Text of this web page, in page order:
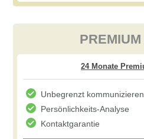
PREMIUM
Unbegrenzt kommunizieren
Persönlichkeits-Analyse
Kontaktgarantie